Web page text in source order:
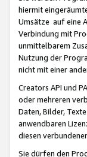
hiermit
Umsätze auf eine
Verbindung mit
unmittelbarem
Nutzung der
nicht mit einer
Creators API und
oder mehreren
Daten, Bilder,
anwendbaren
diesen
Sie dürfen den